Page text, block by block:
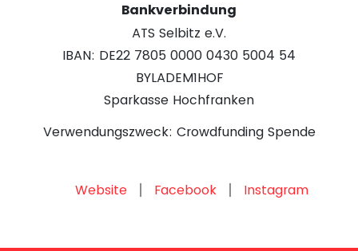
Bankverbindung
ATS Selbitz e.V.
IBAN: DE22 7805 0000 0430 5004 54
BYLADEM1HOF
Sparkasse Hochfranken
Verwendungszweck: Crowdfunding Spende
Website Facebook Instagram